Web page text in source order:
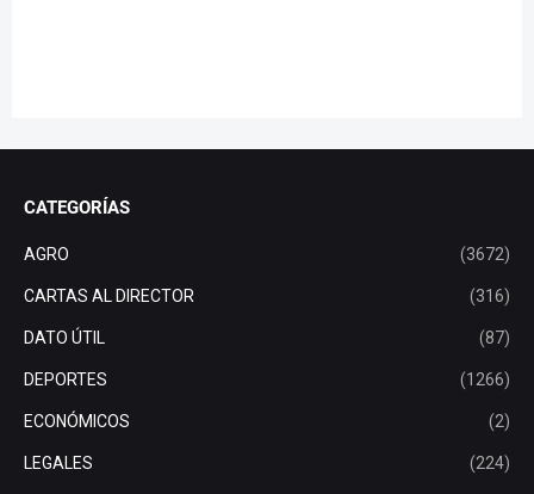
CATEGORÍAS
AGRO (3672)
CARTAS AL DIRECTOR (316)
DATO ÚTIL (87)
DEPORTES (1266)
ECONÓMICOS (2)
LEGALES (224)